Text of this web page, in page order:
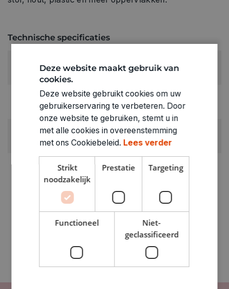
Technische specificaties
RUBRIEK:
GEWICHT
ARTIKELNUMMER
Deze website maakt gebruik van
cookies.
Deze website gebruikt cookies om uw
gebruikerservaring te verbeteren. Door
onze website te gebruiken, stemt u in
met alle cookies in overeenstemming
met ons Cookiebeleid. Lees verder
Strikt
noodzakelijk
Prestatie Targeting
Functioneel
Niet-
geclassificeerd